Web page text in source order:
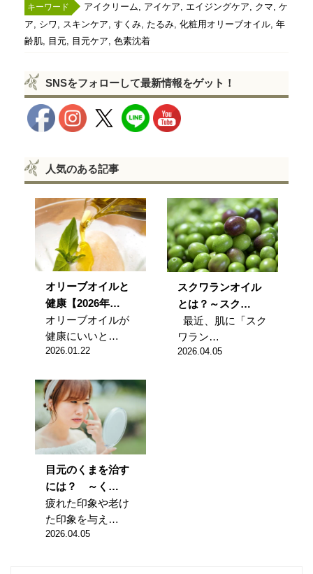
アイクリーム アイケア エイジングケア クマ ケ
ア
シワ スキンケア すくみ たるみ 化粧用オリーブオイル 年
齢肌
目元 目元ケア 色素沈着
SNSをフォローして最新情報をゲット！
人気のある記事
オリーブオイルと
健康【2026年…
オリーブオイルが
健康にいいと…
2026.01.22
スクワランオイル
とは？～スク…
最近、肌に「スク
ワラン…
2026.04.05
目元のくまを治す
には？ ～く…
疲れた印象や老け
た印象を与え…
2026.04.05